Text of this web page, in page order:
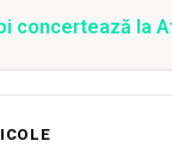
concertează la